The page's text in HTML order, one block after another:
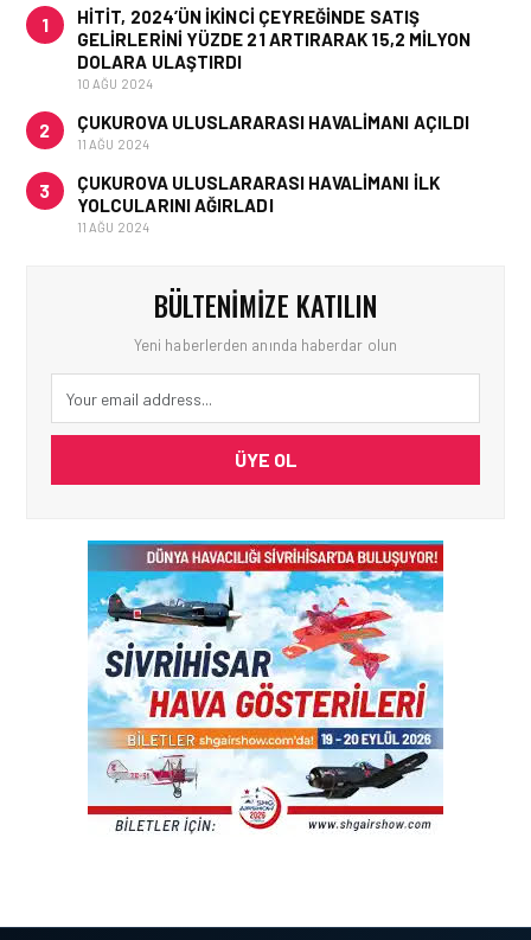
1
HITIT, 2024’ÜN IKINCI ÇEYREĞINDE SATIŞ
GELIRLERINI YÜZDE 21 ARTIRARAK 15,2 MILYON
DOLARA ULAŞTIRDI
10 AĞU 2024
2 ÇUKUROVA ULUSLARARASI HAVALIMANI AÇILDI
11 AĞU 2024
3
ÇUKUROVA ULUSLARARASI HAVALIMANI İLK
YOLCULARINI AĞIRLADI
11 AĞU 2024
BÜLTENIMIZE KATILIN
Yeni haberlerden anında haberdar olun
ÜYE OL